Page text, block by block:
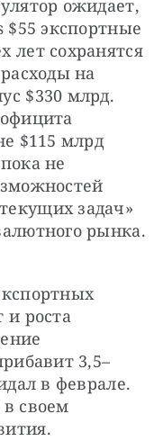
ожидает,
$55 экспортные
лет сохранятся
на
$330 млрд.
$115 млрд
не
задач»
рынка.
и роста
3,5–
в феврале.
своем